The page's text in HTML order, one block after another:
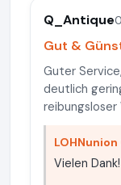
Q_Antique
Gut &
Guter
deutlich
reibungsloser
LOHNunion
Vielen Dank!